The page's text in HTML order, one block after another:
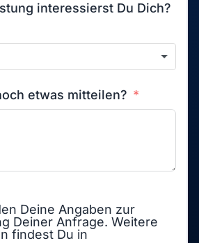
interessierst Du Dich?
etwas mitteilen?
Deine Angaben zur
Deiner Anfrage. Weitere
findest Du in